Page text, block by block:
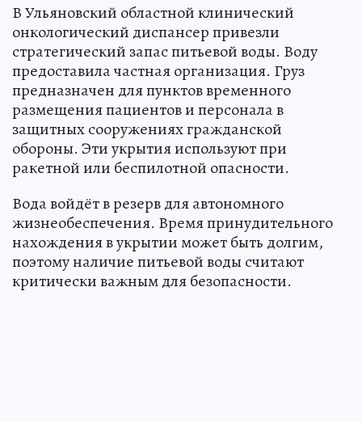
В Ульяновский областной клинический
онкологический диспансер привезли
стратегический запас питьевой воды. Воду
предоставила частная организация. Груз
предназначен для пунктов временного
размещения пациентов и персонала в
защитных сооружениях гражданской
обороны. Эти укрытия используют при
ракетной или беспилотной опасности.
Вода войдёт в резерв для автономного
жизнеобеспечения. Время принудительного
нахождения в укрытии может быть долгим,
поэтому наличие питьевой воды считают
критически важным для безопасности.